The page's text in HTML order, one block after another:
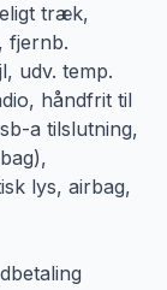
træk,
fjernb.
udv. temp.
håndfrit til
a tilslutning,
lys, airbag,